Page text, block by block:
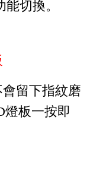
切換。
留下指紋磨
燈板一按即